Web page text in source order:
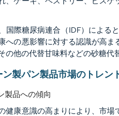
国際糖尿病連合（IDF）による
への悪影響に対する認識が高
の他の代替甘味料などの砂糖代
製パン製品市場のトレン
製品への傾向
健康意識の高まりにより、市